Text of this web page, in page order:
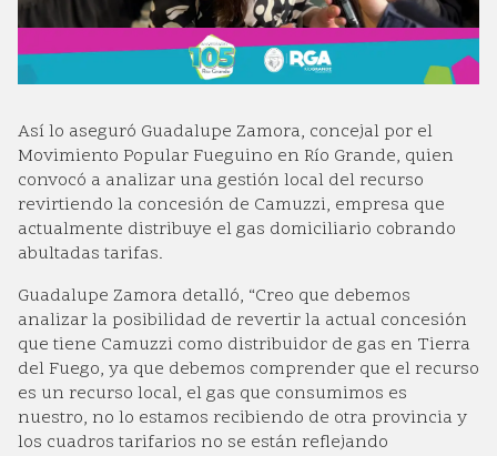
Así lo aseguró Guadalupe Zamora, concejal por el
Movimiento Popular Fueguino en Río Grande, quien
convocó a analizar una gestión local del recurso
revirtiendo la concesión de Camuzzi, empresa que
actualmente distribuye el gas domiciliario cobrando
abultadas tarifas.
Guadalupe Zamora detalló, “Creo que debemos
analizar la posibilidad de revertir la actual concesión
que tiene Camuzzi como distribuidor de gas en Tierra
del Fuego, ya que debemos comprender que el recurso
es un recurso local, el gas que consumimos es
nuestro, no lo estamos recibiendo de otra provincia y
los cuadros tarifarios no se están reflejando